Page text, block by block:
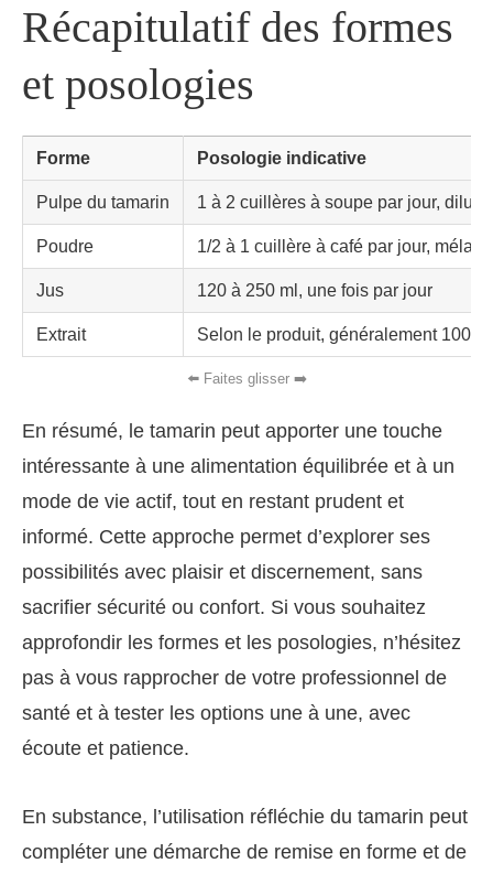
Récapitulatif des formes
et posologies
Forme Posologie indicative
Pulpe du tamarin 1 à 2 cuillères à soupe par jour,
Poudre 1/2 à 1 cuillère à café par jour,
Jus 120 à 250 ml, une fois par jour
Extrait Selon le produit, généralement 100 à
En résumé, le tamarin peut apporter une touche
intéressante à une alimentation équilibrée et à un
mode de vie actif, tout en restant prudent et
informé. Cette approche permet d’explorer ses
possibilités avec plaisir et discernement, sans
sacrifier sécurité ou confort. Si vous souhaitez
approfondir les formes et les posologies, n’hésitez
pas à vous rapprocher de votre professionnel de
santé et à tester les options une à une, avec
écoute et patience.
En substance, l’utilisation réfléchie du tamarin peut
compléter une démarche de remise en forme et de